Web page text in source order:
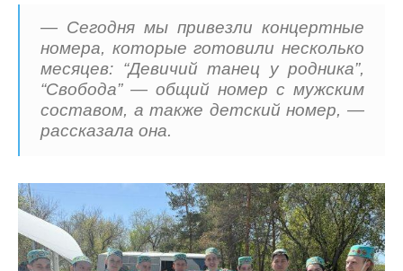
— Сегодня мы привезли концертные
номера, которые готовили несколько
месяцев: “Девичий танец у родника”,
“Свобода” — общий номер с мужским
составом, а также детский номер, —
рассказала она.